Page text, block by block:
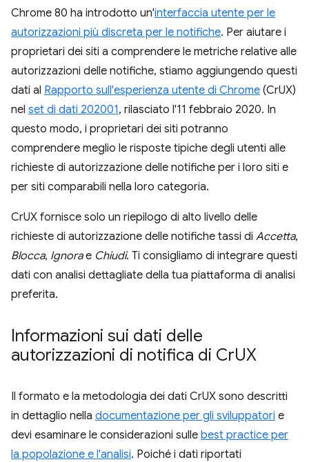
Chrome 80 ha introdotto un'interfaccia utente per le
autorizzazioni più discreta per le notifiche. Per aiutare i
proprietari dei siti a comprendere le metriche relative alle
autorizzazioni delle notifiche, stiamo aggiungendo questi
dati al Rapporto sull'esperienza utente di Chrome (CrUX)
nel set di dati 202001, rilasciato l'11 febbraio 2020. In
questo modo, i proprietari dei siti potranno
comprendere meglio le risposte tipiche degli utenti alle
richieste di autorizzazione delle notifiche per i loro siti e
per siti comparabili nella loro categoria.
CrUX fornisce solo un riepilogo di alto livello delle
richieste di autorizzazione delle notifiche tassi di Accetta,
Blocca, Ignorae Chiudi. Ti consigliamo di integrare questi
dati con analisi dettagliate della tua piattaforma di analisi
preferita.
Informazioni sui dati delle
autorizzazioni di notifica di CrUX
Il formato e la metodologia dei dati CrUX sono descritti
in dettaglio nella documentazione per gli sviluppatori e
devi esaminare le considerazioni sulle best practice per
la popolazione e l'analisi. Poiché i dati riportati